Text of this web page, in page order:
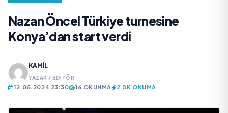
Nazan Öncel Türkiye turnesine
Konya’dan start verdi
KAMIL
YAZAR / EDITÖR
12.05.2024 23:30 16 OKUNMA 2 DK OKUMA